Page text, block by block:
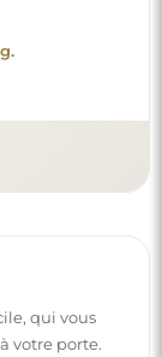
qui vous
votre porte.